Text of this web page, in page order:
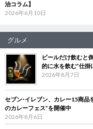
治コラム】
2026年6月10日
グルメ
ビールだけ飲むと
的に水を飲む”仕掛
2026年8月7日
セブン‐イレブン、カレー15商
のカレーフェス”を開催中
2026年8月6日